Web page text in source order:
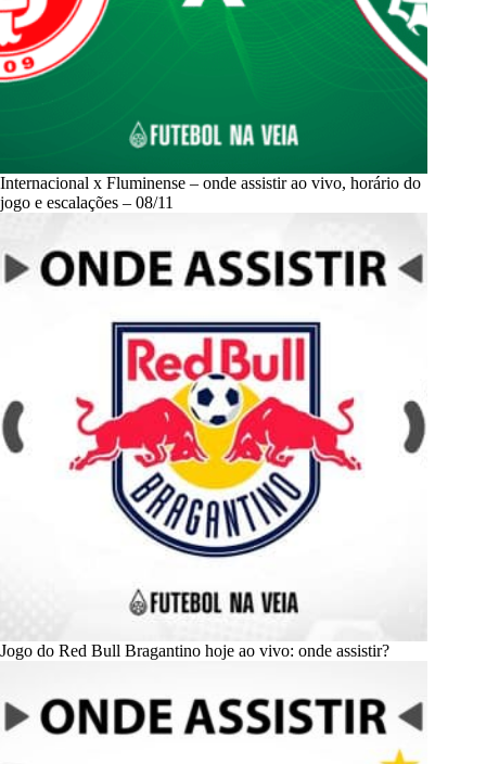
Internacional x Fluminense – onde assistir ao vivo, horário do
jogo e escalações – 08/11
Jogo do Red Bull Bragantino hoje ao vivo: onde assistir?